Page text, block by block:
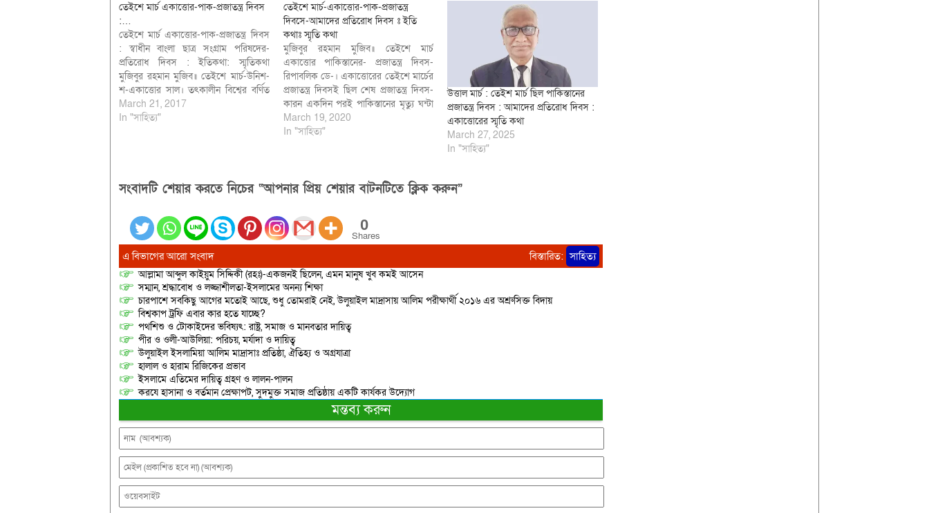
তেইশে মার্চ একাত্তোর-পাক-প্রজাতন্ত্র দিবস
:…
তেইশে মার্চ একাত্তোর-পাক-প্রজাতন্ত্র দিবস
: স্বাধীন বাংলা ছাত্র সংগ্রাম পরিষদের-
প্রতিরোধ দিবস : ইতিকথা: স্মৃতিকথা
মুজিবুর রহমান মুজিব॥ তেইশে মার্চ-উনিশ-
শ-একাত্তোর সাল। তৎকালীন বিশ্বের বর্ণিত
বৃহত্তম মুসলিম রাষ্ট্র কথিত-ইসলামিক
রিপাবলিক অব পাকিস্তানের-“রিপাবলিক ডে-
চতুষ্টয়…
March 21, 2017
In "সাহিত্য"
তেইশে মার্চ-একাত্তোর-পাক-প্রজাতন্ত্র
দিবসে-আমাদের প্রতিরোধ দিবস ঃ ইতি
কথাঃ স্মৃতি কথা
মুজিবুর রহমান মুজিব॥ তেইশে মার্চ
একাত্তোর পাকিস্তানের- প্রজাতন্ত্র দিবস-
রিপাবলিক ডে-। একাত্তোরের তেইশে মার্চের
প্রজাতন্ত্র দিবসই ছিল শেষ প্রজাতন্ত্র দিবস-
কারন একদিন পরই পাকিস্তানের মৃত্যু ঘন্টা
বেজে ওঠে। এক বছরের মাথায় ১৬ ডিসেম্বর
ঢাকায় সোহরাওয়ার্দী উদ্যানে পাক হানাদার
March 19, 2020
In "সাহিত্য"
উত্তাল মার্চ : তেইশ মার্চ ছিল পাকিস্তানের
প্রজাতন্ত্র দিবস : আমাদের প্রতিরোধ দিবস :
একাত্তোরের স্মৃতি কথা
March 27, 2025
In "সাহিত্য"
সংবাদটি শেয়ার করতে নিচের “আপনার প্রিয় শেয়ার বাটনটিতে ক্লিক করুন”
0
Shares
এ বিভাগের আরো সংবাদ বিস্তারিত: সাহিত্য
আল্লামা আব্দুল কাইয়ুম সিদ্দিকী (রহঃ)-একজনই ছিলেন, এমন মানুষ খুব কমই আসেন
সম্মান, শ্রদ্ধাবোধ ও লজ্জাশীলতা-ইসলামের অনন্য শিক্ষা
চারপাশে সবকিছু আগের মতোই আছে, শুধু তোমরাই নেই, উলুয়াইল মাদ্রাসায় আলিম পরীক্ষার্থী ২০১৬ এর অশ্রুসিক্ত বিদায়
বিশ্বকাপ ট্রফি এবার কার হতে যাচ্ছে?
পথশিশু ও টোকাইদের ভবিষ্যৎ: রাষ্ট্র, সমাজ ও মানবতার দায়িত্ব
পীর ও ওলী-আউলিয়া: পরিচয়, মর্যাদা ও দায়িত্ব
উলুয়াইল ইসলামিয়া আলিম মাদ্রাসাঃ প্রতিষ্ঠা, ঐতিহ্য ও অগ্রযাত্রা
হালাল ও হারাম রিজিকের প্রভাব
ইসলামে এতিমের দায়িত্ব গ্রহণ ও লালন-পালন
করযে হাসানা ও বর্তমান প্রেক্ষাপট, সুদমুক্ত সমাজ প্রতিষ্ঠায় একটি কার্যকর উদ্যোগ
মন্তব্য করুন